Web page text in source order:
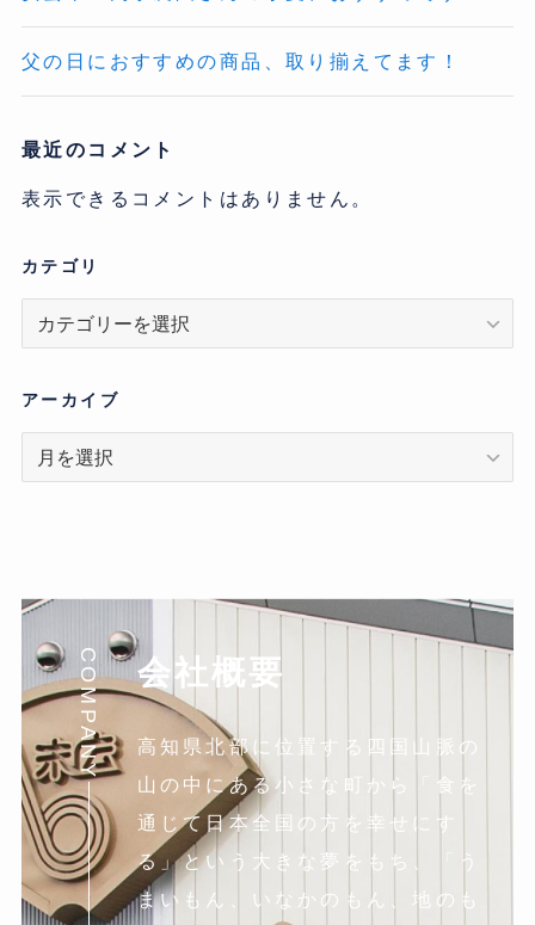
父の日におすすめの商品、取り揃えてます！
最近のコメント
表示できるコメントはありません。
カテゴリ
リ
アーカイブ
ア
COMPANY 会社概要
高知県北部に位置する四国山脈の
山の中にある小さな町から「食を
通じて日本全国の方を幸せにす
る」という大きな夢をもち、「う
まいもん、いなかのもん、地のも